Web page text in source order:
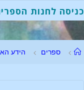
כניסה לחנות
ספרים הידע